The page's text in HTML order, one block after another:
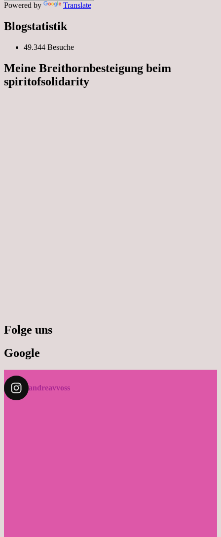
Powered by
Translate
Blogstatistik
49.344 Besuche
Meine Breithornbesteigung beim
spiritofsolidarity
Folge uns
Google
andreavvoss